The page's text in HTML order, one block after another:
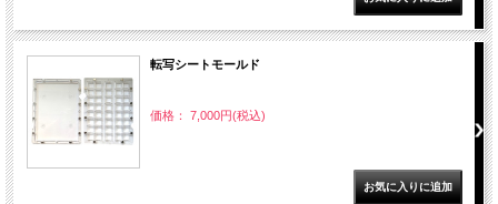
転写シートモールド
価格： 7,000円(税込)